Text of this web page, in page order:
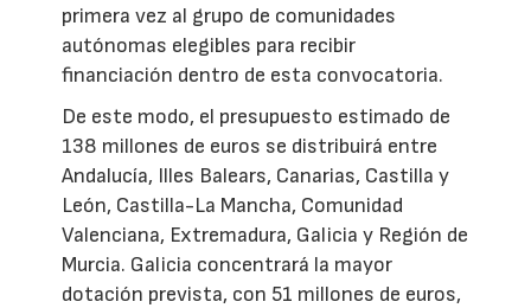
primera vez al grupo de comunidades
autónomas elegibles para recibir
financiación dentro de esta convocatoria.
De este modo, el presupuesto estimado de
138 millones de euros se distribuirá entre
Andalucía, Illes Balears, Canarias, Castilla y
León, Castilla-La Mancha, Comunidad
Valenciana, Extremadura, Galicia y Región de
Murcia. Galicia concentrará la mayor
dotación prevista, con 51 millones de euros,